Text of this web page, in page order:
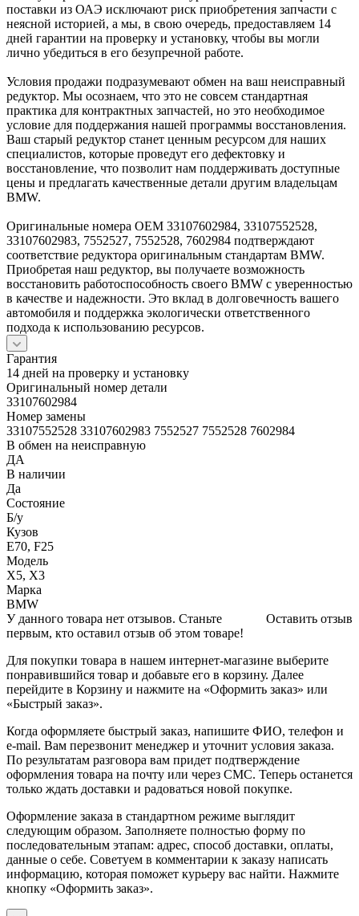
поставки из ОАЭ исключают риск приобретения запчасти с
неясной историей, а мы, в свою очередь, предоставляем 14
дней гарантии на проверку и установку, чтобы вы могли
лично убедиться в его безупречной работе.
Условия продажи подразумевают обмен на ваш неисправный
редуктор. Мы осознаем, что это не совсем стандартная
практика для контрактных запчастей, но это необходимое
условие для поддержания нашей программы восстановления.
Ваш старый редуктор станет ценным ресурсом для наших
специалистов, которые проведут его дефектовку и
восстановление, что позволит нам поддерживать доступные
цены и предлагать качественные детали другим владельцам
BMW.
Оригинальные номера OEM 33107602984, 33107552528,
33107602983, 7552527, 7552528, 7602984 подтверждают
соответствие редуктора оригинальным стандартам BMW.
Приобретая наш редуктор, вы получаете возможность
восстановить работоспособность своего BMW с уверенностью
в качестве и надежности. Это вклад в долговечность вашего
автомобиля и поддержка экологически ответственного
подхода к использованию ресурсов.
Гарантия
14 дней на проверку и установку
Оригинальный номер детали
33107602984
Номер замены
33107552528 33107602983 7552527 7552528 7602984
В обмен на неисправную
ДА
В наличии
Да
Состояние
Б/y
Кузов
E70, F25
Модель
X5, X3
Марка
BMW
Оставить отзыв
У данного товара нет отзывов. Станьте
первым, кто оставил отзыв об этом товаре!
Для покупки товара в нашем интернет-магазине выберите
понравившийся товар и добавьте его в корзину. Далее
перейдите в Корзину и нажмите на «Оформить заказ» или
«Быстрый заказ».
Когда оформляете быстрый заказ, напишите ФИО, телефон и
e-mail. Вам перезвонит менеджер и уточнит условия заказа.
По результатам разговора вам придет подтверждение
оформления товара на почту или через СМС. Теперь останется
только ждать доставки и радоваться новой покупке.
Оформление заказа в стандартном режиме выглядит
следующим образом. Заполняете полностью форму по
последовательным этапам: адрес, способ доставки, оплаты,
данные о себе. Советуем в комментарии к заказу написать
информацию, которая поможет курьеру вас найти. Нажмите
кнопку «Оформить заказ».